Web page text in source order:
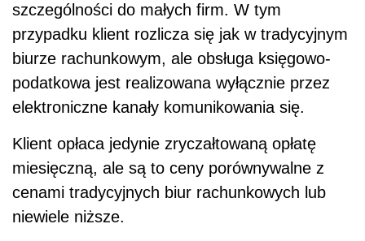
szczególności do małych firm. W tym
przypadku klient rozlicza się jak w tradycyjnym
biurze rachunkowym, ale obsługa księgowo-
podatkowa jest realizowana wyłącznie przez
elektroniczne kanały komunikowania się.
Klient opłaca jedynie zryczałtowaną opłatę
miesięczną, ale są to ceny porównywalne z
cenami tradycyjnych biur rachunkowych lub
niewiele niższe.